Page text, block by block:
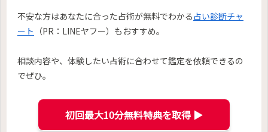
不安な方はあなたに合った占術が無料でわかる占い診断チャ
ート （PR：LINEヤフー）もおすすめ。
相談内容や、体験したい占術に合わせて鑑定を依頼できるの
でぜひ。
初回最大10分無料特典を取得 ▶︎